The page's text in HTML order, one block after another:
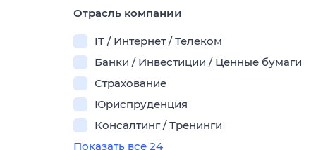
Отрасль компании
IT / Интернет / Телеком
Банки / Инвестиции / Ценные бумаги
Страхование
Юриспруденция
Консалтинг / Тренинги
Показать все 24